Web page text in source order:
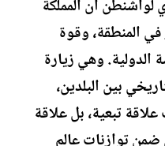
لواشنطن أن المملكة
المنطقة، وقوة
وهي زيارة
بين البلدين،
تبعية، بل علاقة